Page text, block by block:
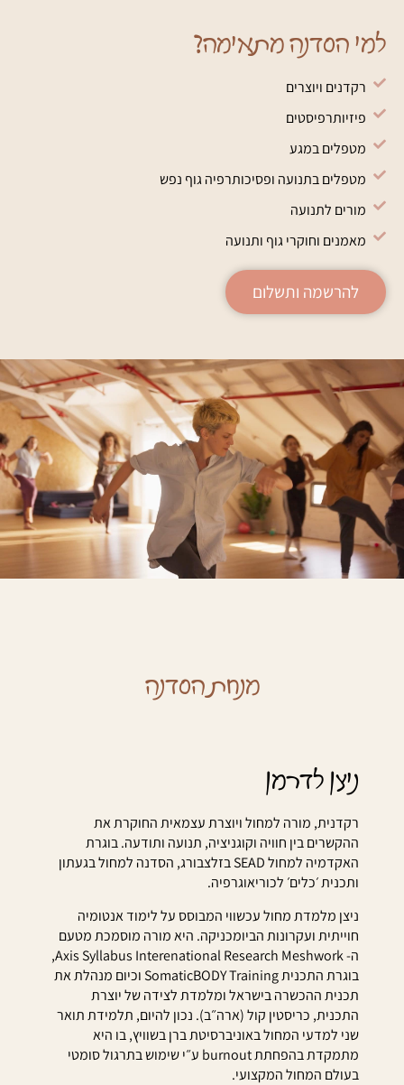
למי הסדנה מתאימה?
רקדנים ויוצרים
פיזיותרפיסטים
מטפלים במגע
מטפלים בתנועה ופסיכותרפיה גוף נפש
מורים לתנועה
מאמנים וחוקרי גוף ותנועה
להרשמה ותשלום
מנחת הסדנה
ניצן לדרמן
רקדנית, מורה למחול ויוצרת עצמאית החוקרת את
ההקשרים בין חוויה וקוגניציה, תנועה ותודעה. בוגרת
האקדמיה למחול SEAD בזלצבורג, הסדנה למחול בגעתון
ותכנית ׳כלים׳ לכוריאוגרפיה.
ניצן מלמדת מחול עכשווי המבוסס על לימוד אנטומיה
חוייתית ועקרונות הביומכניקה. היא מורה מוסמכת מטעם
ה- Axis Syllabus Interenational Research Meshwork,
בוגרת התכנית SomaticBODY Training וכיום מנהלת את
תכנית ההכשרה בישראל ומלמדת לצידה של יוצרת
התכנית, כריסטין קול (ארה״ב). נכון להיום, תלמידת תואר
שני למדעי המחול באוניברסיטת ברן בשוויץ, בו היא
מתמקדת בהפחתת burnout ע״י שימוש בתרגול סומטי
בעולם המחול המקצועי.